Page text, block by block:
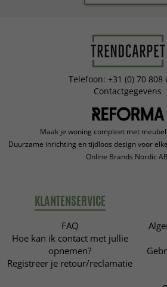
Telefoon: +31 (0) 70 808
Contactgegevens
Maak je woning compleet met
Duurzame inrichting en tijdloos design voor
Online Brands Nordic
KLANTENSERVICE
FAQ
Hoe kan ik contact met jullie
opnemen?
Registreer je retour/reclamatie